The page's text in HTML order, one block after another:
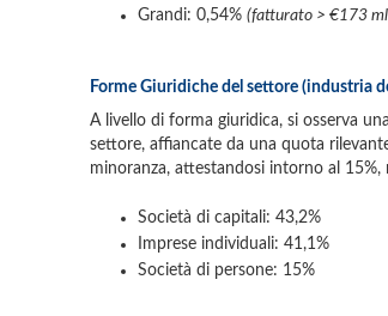
Grandi: 0,54% (fatturato > €173
Forme Giuridiche del settore (industria
A livello di forma giuridica, si osserva
settore, affiancate da una quota
minoranza, attestandosi intorno al
Società di capitali: 43,2%
Imprese individuali: 41,1%
Società di persone: 15%